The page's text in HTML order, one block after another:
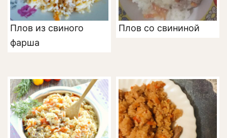
Плов из свиного
фарша
Плов со свининой